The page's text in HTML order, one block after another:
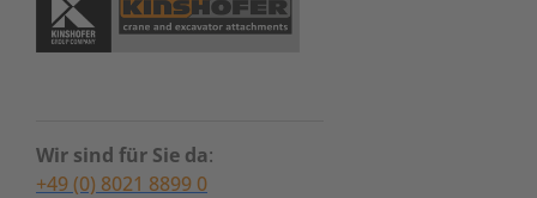
Wir sind für Sie da:
+49 (0) 8021 8899 0